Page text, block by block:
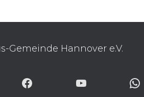
Gemeinde Hannover e.V.